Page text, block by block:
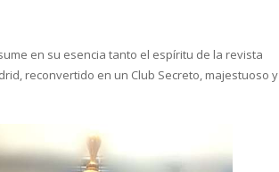
en su esencia tanto el espíritu de la revista
reconvertido en un Club Secreto, majestuoso y